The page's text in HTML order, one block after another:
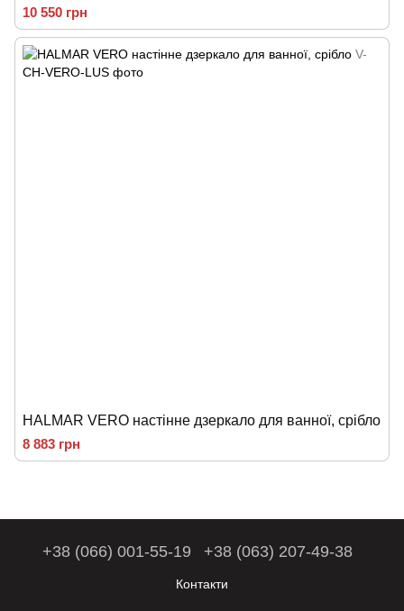
10 550 грн
HALMAR VERO настінне дзеркало для ванної, срібло
8 883 грн
+38 (066) 001-55-19 +38 (063) 207-49-38
Контакти